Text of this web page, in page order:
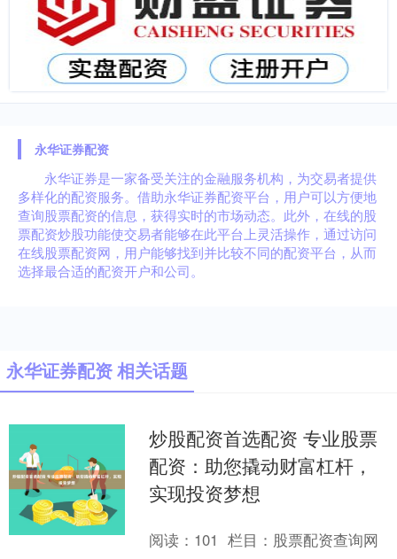
永华证券配资
永华证券是一家备受关注的金融服务机构，为交易者提供
多样化的配资服务。借助永华证券配资平台，用户可以方便地
查询股票配资的信息，获得实时的市场动态。此外，在线的股
票配资炒股功能使交易者能够在此平台上灵活操作，通过访问
在线股票配资网，用户能够找到并比较不同的配资平台，从而
选择最合适的配资开户和公司。
永华证券配资 相关话题
炒股配资首选配资 专业股票
配资：助您撬动财富杠杆，
实现投资梦想
阅读： 101 栏目： 股票配资查询网